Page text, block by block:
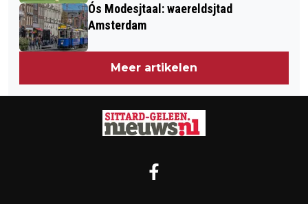
Ós Modesjtaal: waereldsjtad
Amsterdam
Meer artikelen